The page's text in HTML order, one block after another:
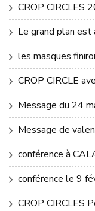
CROP CIRCLES
Le grand plan est
les masques
CROP CIRCLE
Message du 24
Message de
conférence à
conférence le 9
CROP CIRCLES